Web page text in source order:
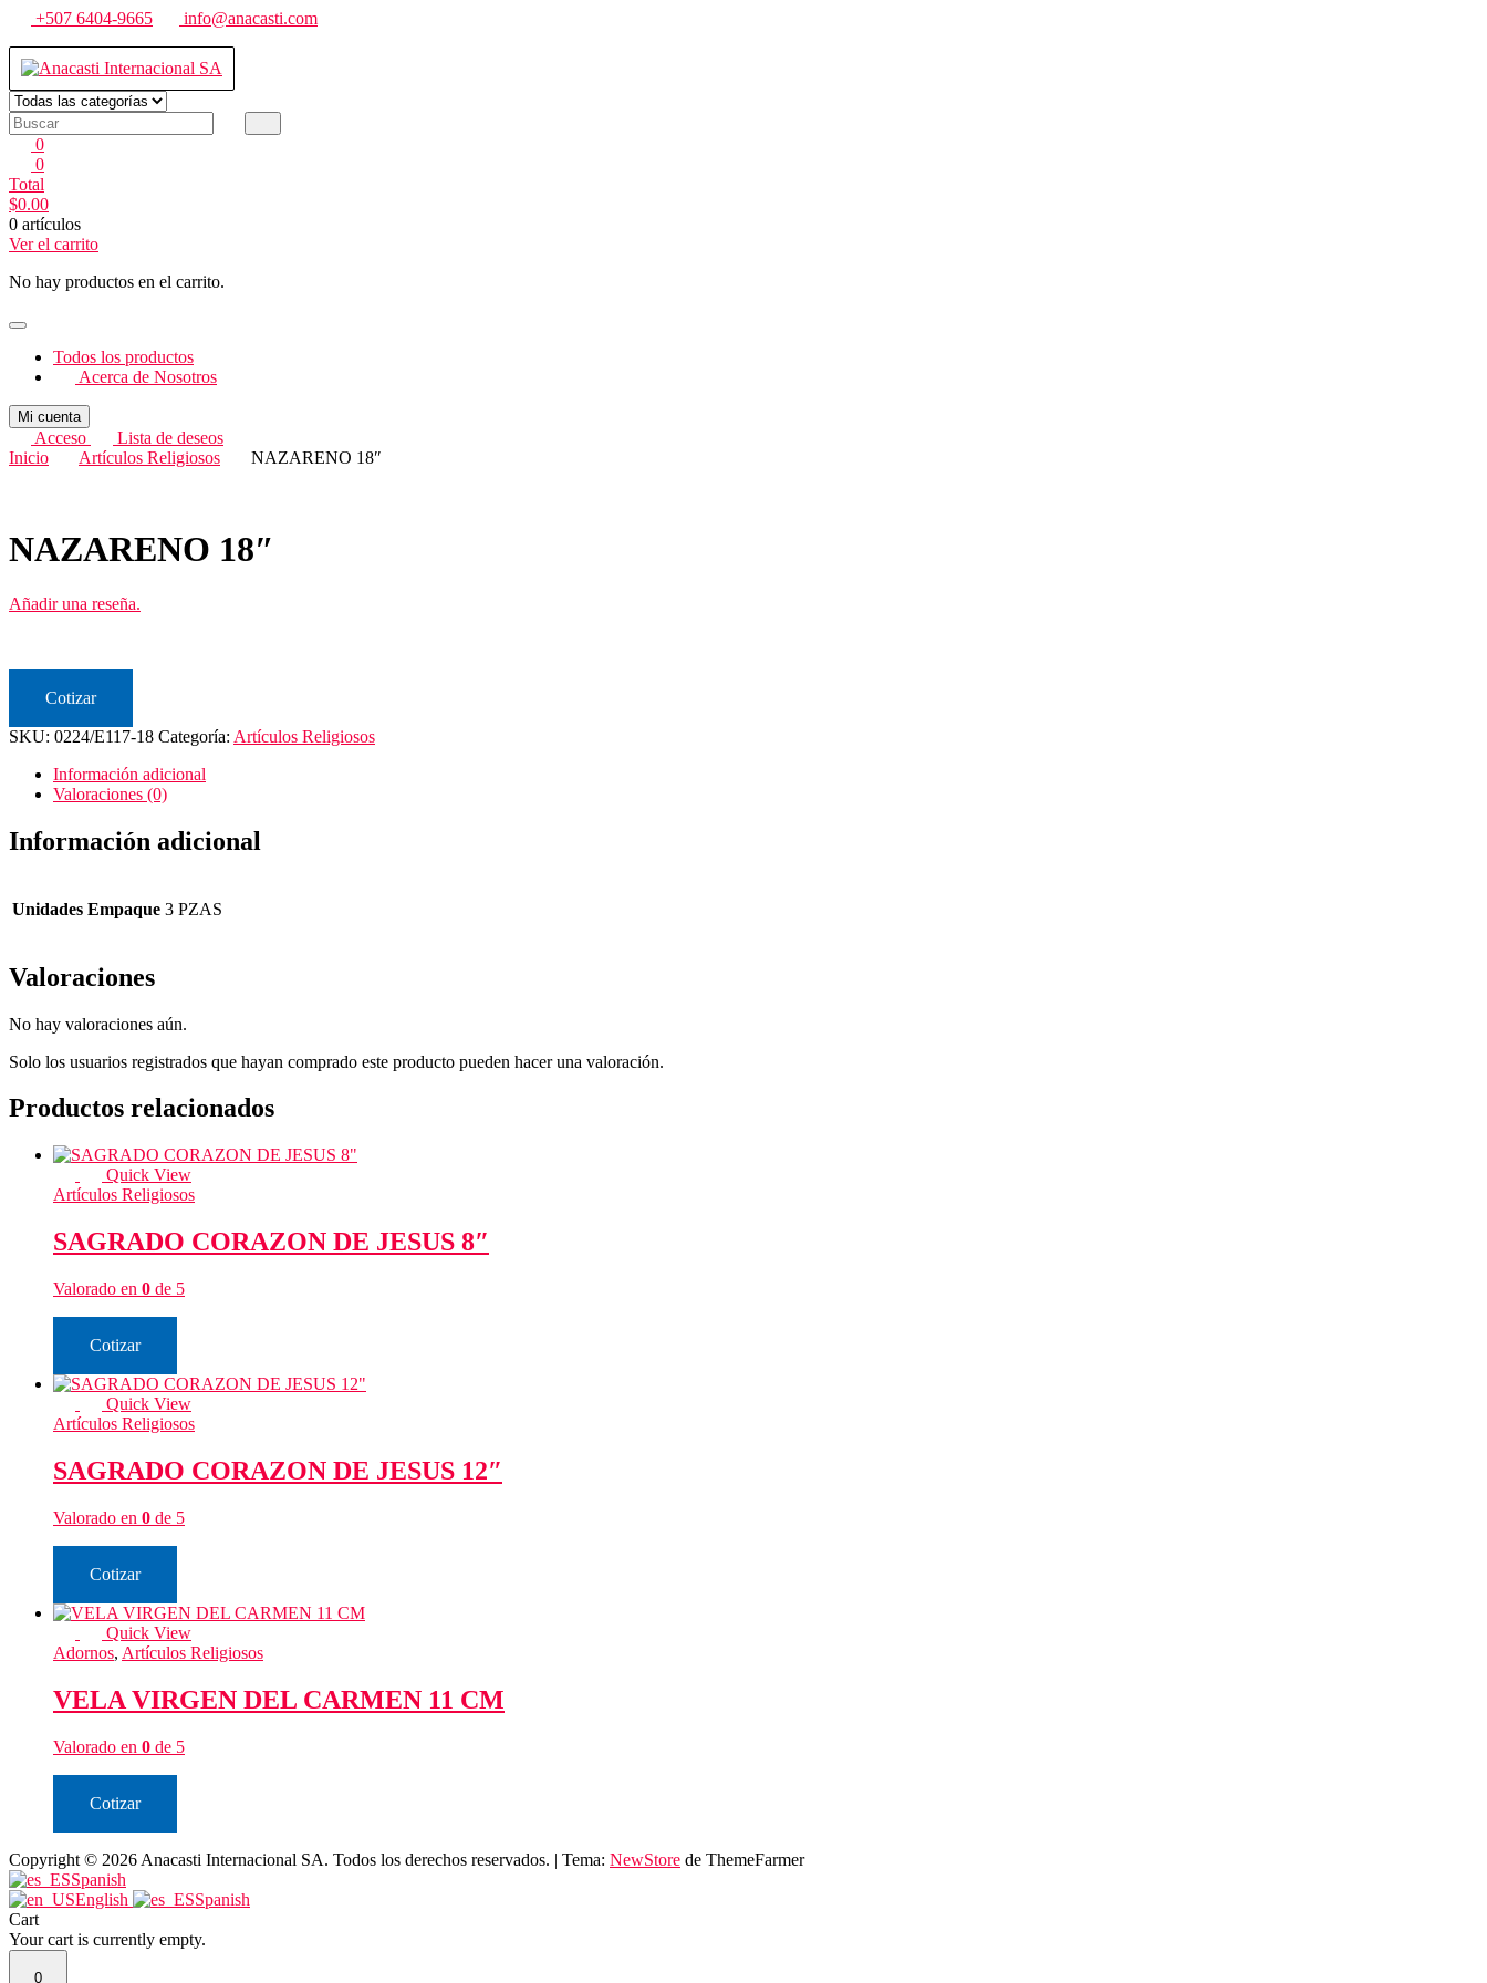
Saltar
contenido
+507 6404-9665 info@anacasti.com
Anacasti Internacional SA
Ventas de productos al por mayor de flores y plantas. juguetes, navidad, religioso y adornos
0
0
Total
$0.00
0 artículos
Ver el carrito
No hay productos en el carrito.
Todos los productos
Acerca de Nosotros
Mi cuenta
Acceso
Lista de deseos
Inicio
Artículos Religiosos NAZARENO 18″
NAZARENO 18″
Añadir una reseña.
Cotizar
SKU: 0224/E117-18 Categoría: Artículos Religiosos
Información adicional
Valoraciones (0)
Información adicional
Unidades Empaque 3 PZAS
Valoraciones
No hay valoraciones aún.
Solo los usuarios registrados que hayan comprado este producto pueden hacer una valoración.
Productos relacionados
Quick View
Artículos Religiosos
SAGRADO CORAZON DE JESUS 8″
Valorado en 0 de 5
Cotizar
Quick View
Artículos Religiosos
SAGRADO CORAZON DE JESUS 12″
Valorado en 0 de 5
Cotizar
Quick View
Adornos, Artículos Religiosos
VELA VIRGEN DEL CARMEN 11 CM
Valorado en 0 de 5
Cotizar
Copyright © 2026 Anacasti Internacional SA. Todos los derechos reservados. | Tema: NewStore de ThemeFarmer
Spanish
English
Spanish
Cart
Your cart is currently empty.
0